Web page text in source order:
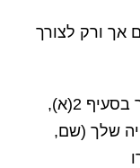
אך ורק לצורך
כאמור בסעיף 2(א),
שלך (שם,